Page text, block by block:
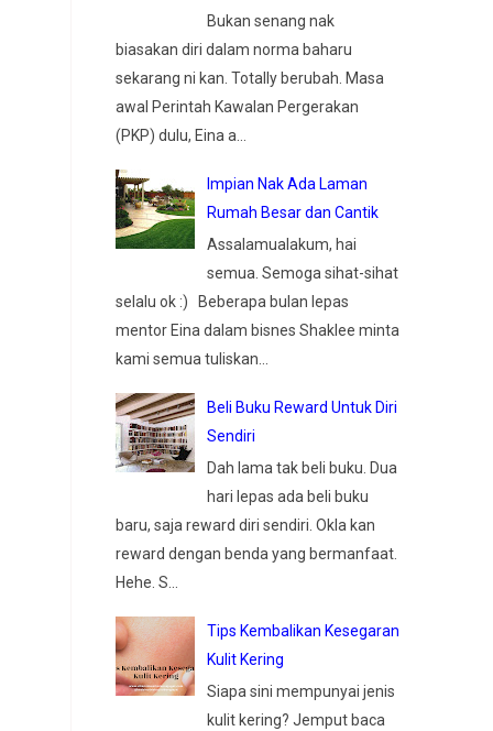
Bukan senang nak
biasakan diri dalam norma baharu
sekarang ni kan. Totally berubah. Masa
awal Perintah Kawalan Pergerakan
(PKP) dulu, Eina a...
Impian Nak Ada Laman
Rumah Besar dan Cantik
Assalamualakum, hai
semua. Semoga sihat-sihat
selalu ok :) Beberapa bulan lepas
mentor Eina dalam bisnes Shaklee minta
kami semua tuliskan...
Beli Buku Reward Untuk Diri
Sendiri
Dah lama tak beli buku. Dua
hari lepas ada beli buku
baru, saja reward diri sendiri. Okla kan
reward dengan benda yang bermanfaat.
Hehe. S...
Tips Kembalikan Kesegaran
Kulit Kering
Siapa sini mempunyai jenis
kulit kering? Jemput baca